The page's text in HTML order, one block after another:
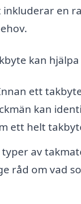
en
kan hjälpa
ett
kan
ett helt
av
råd om vad